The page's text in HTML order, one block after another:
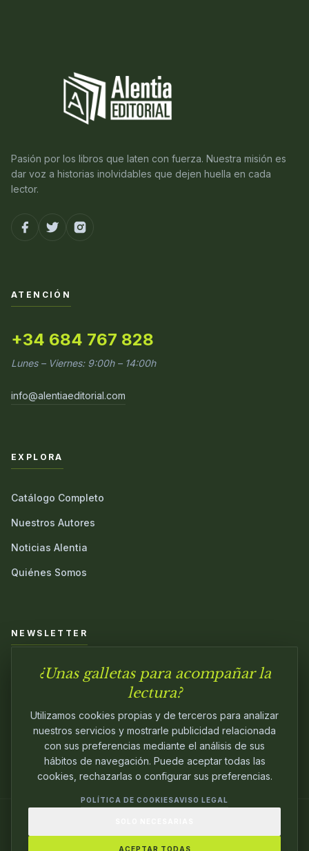
Pasión por los libros que laten con fuerza. Nuestra misión es
dar voz a historias inolvidables que dejen huella en cada
lector.
ATENCIÓN
+34 684 767 828
Lunes – Viernes: 9:00h – 14:00h
info@alentiaeditorial.com
EXPLORA
Catálogo Completo
Nuestros Autores
Noticias Alentia
Quiénes Somos
NEWSLETTER
Únete a nuestra comunidad y sé el primero en conocer las
PASIÓN.
¿Unas galletas para acompañar la
lectura?
Utilizamos cookies propias y de terceros para analizar
nuestros servicios y mostrarle publicidad relacionada
con sus preferencias mediante el análisis de sus
hábitos de navegación. Puede aceptar todas las
cookies, rechazarlas o configurar sus preferencias.
POLÍTICA DE COOKIESAVISO LEGAL
ACEPTAR TODAS